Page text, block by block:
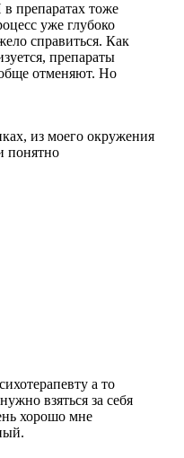
препаратах тоже
уже глубоко
справиться. Как
препараты
отменяют. Но
из моего окружения
понятно
а то
взяться за себя
хорошо мне